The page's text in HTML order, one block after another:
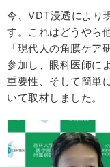
今、VDT浸透により
す。これはどうやら
「現代人の角膜ケア
参加し、眼科医師に
重要性、そして簡単
いて取材しました。